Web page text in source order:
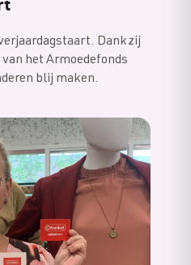
Dankzij
het Armoedefonds
blij maken.